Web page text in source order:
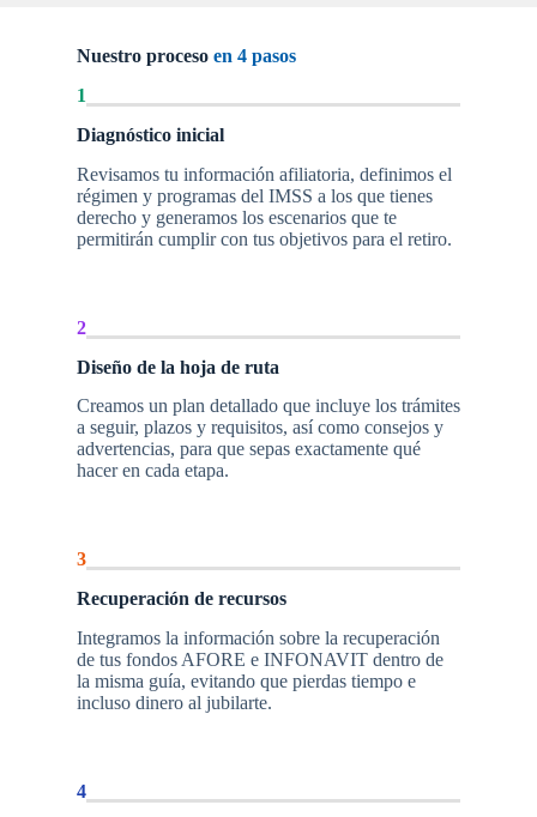
Nuestro proceso en 4 pasos
1
Diagnóstico inicial
Revisamos tu información afiliatoria, definimos el
régimen y programas del IMSS a los que tienes
derecho y generamos los escenarios que te
permitirán cumplir con tus objetivos para el retiro.
2
Diseño de la hoja de ruta
Creamos un plan detallado que incluye los trámites
a seguir, plazos y requisitos, así como consejos y
advertencias, para que sepas exactamente qué
hacer en cada etapa.
3
Recuperación de recursos
Integramos la información sobre la recuperación
de tus fondos AFORE e INFONAVIT dentro de
la misma guía, evitando que pierdas tiempo e
incluso dinero al jubilarte.
4